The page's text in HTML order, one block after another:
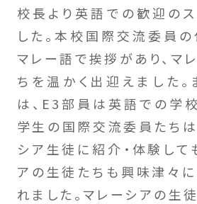
校長より英語での歓迎の
した。本校国際交流委員
マレー語で挨拶があり、マ
ちを温かく出迎えました
は、E3部員は英語での学
学生の国際交流委員たち
シア生徒に紹介・体験して
アの生徒たちも興味津々
れました。マレーシアの生